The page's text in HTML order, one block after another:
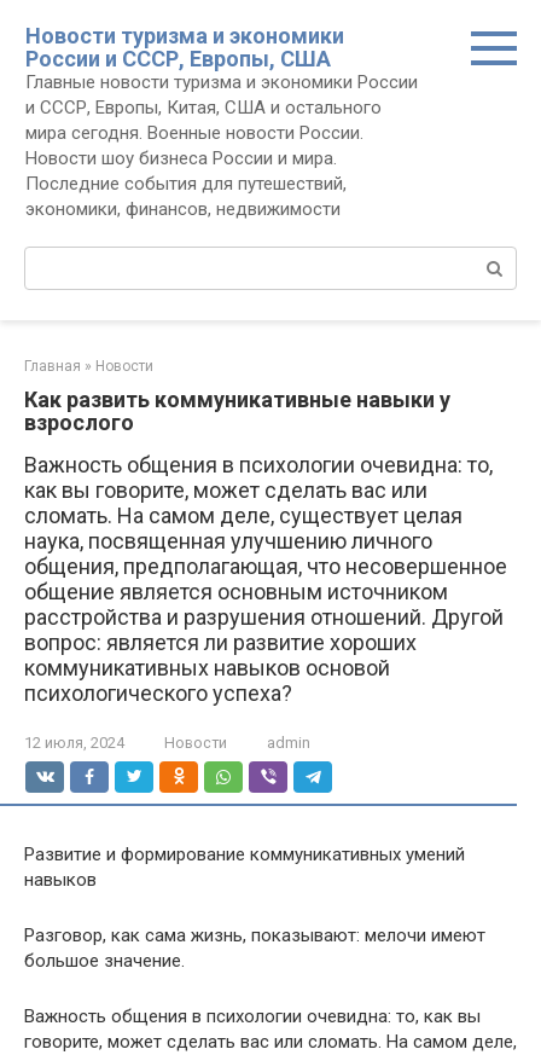
контенту
Новости туризма и экономики
России и СССР, Европы, США
Главные новости туризма и экономики России
и СССР, Европы, Китая, США и остального
мира сегодня. Военные новости России.
Новости шоу бизнеса России и мира.
Последние события для путешествий,
экономики, финансов, недвижимости
Поиск:
Главная » Новости
Как развить коммуникативные навыки у
взрослого
Важность общения в психологии очевидна: то,
как вы говорите, может сделать вас или
сломать. На самом деле, существует целая
наука, посвященная улучшению личного
общения, предполагающая, что несовершенное
общение является основным источником
расстройства и разрушения отношений. Другой
вопрос: является ли развитие хороших
коммуникативных навыков основой
психологического успеха?
12 июля, 2024 Новости admin
Развитие и формирование коммуникативных умений
навыков
Разговор, как сама жизнь, показывают: мелочи имеют
большое значение.
Важность общения в психологии очевидна: то, как вы
говорите, может сделать вас или сломать. На самом деле,